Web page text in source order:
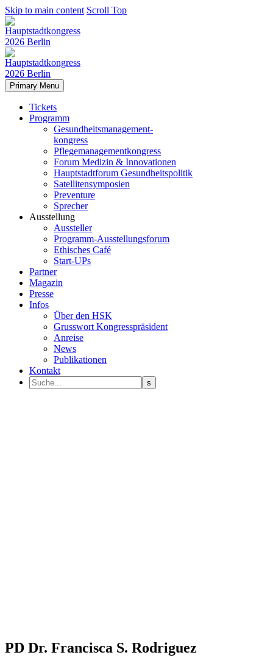
Skip to main content Scroll Top
Primary Menu
Tickets
Programm
Gesundheitsmanagement-
kongress
Pflegemanagementkongress
Forum Medizin & Innovationen
Hauptstadtforum Gesundheitspolitik
Satellitensymposien
Preventure
Sprecher
Ausstellung
Aussteller
Programm-Ausstellungsforum
Ethisches Café
Start-UPs
Partner
Magazin
Presse
Infos
Über den HSK
Grusswort Kongresspräsident
Anreise
News
Publikationen
Kontakt
PD Dr. Francisca S. Rodriguez